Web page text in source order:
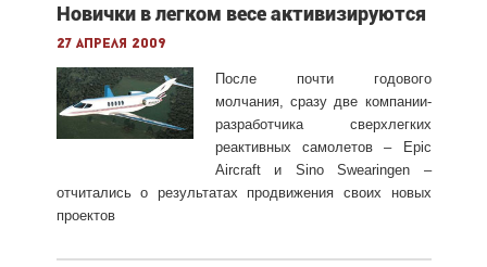
Новички в легком весе активизируются
27 апреля 2009
После почти годового
молчания, сразу две компании-
разработчика сверхлегких
реактивных самолетов – Epic
Aircraft и Sino Swearingen –
отчитались о результатах продвижения своих новых
проектов